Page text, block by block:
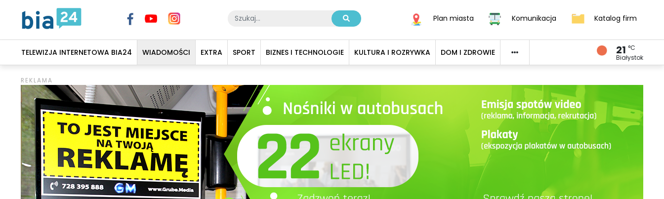
Plan miasta Komunikacja Katalog firm
TELEWIZJA INTERNETOWA BIA24 WIADOMOŚCI EXTRA SPORT BIZNES I TECHNOLOGIE KULTURA I ROZRYWKA DOM I ZDROWIE 21 °C
Białystok